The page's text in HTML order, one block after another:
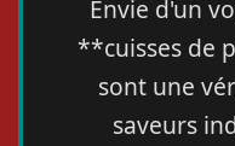
Envie d'un
**cuisses de
sont une
saveurs